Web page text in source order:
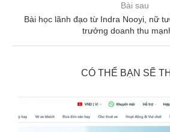
Bài sau
Bài học lãnh đạo từ Indra Nooyi, nữ
trưởng doanh thu
CÓ THỂ BẠN SẼ